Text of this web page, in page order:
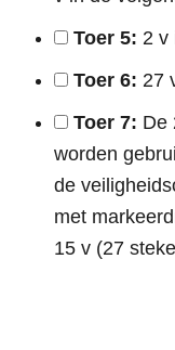
Toer 5: 2 v
Toer 6: 27
Toer 7: De
worden
de
met
15 v (27